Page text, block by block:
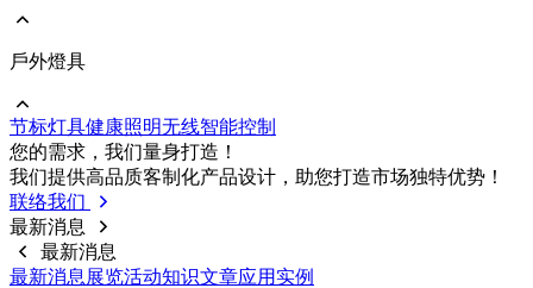
前往 专案照明
戶外燈具
前往 戶外燈具
路灯
投光灯
工矿灯
节标灯具健康照明无线智能控制
您的需求，我们量⾝打造！
我们提供⾼品质客制化产品设计，助您打造市场独特优势！
联络我们
最新消息
最新消息
最新消息 展览活动知识⽂章应⽤实例